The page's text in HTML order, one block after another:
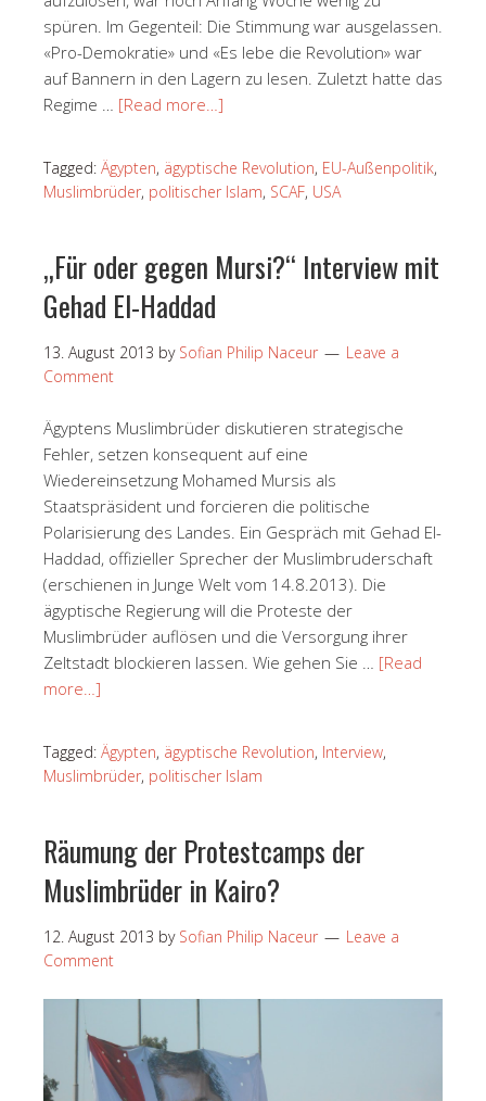
spüren. Im Gegenteil: Die Stimmung war ausgelassen.
«Pro-Demokratie» und «Es lebe die Revolution» war
auf Bannern in den Lagern zu lesen. Zuletzt hatte das
Regime … [Read more…]
Tagged: Ägypten, ägyptische Revolution, EU-Außenpolitik,
Muslimbrüder, politischer Islam, SCAF, USA
„Für oder gegen Mursi?“ Interview mit
Gehad El-Haddad
13. August 2013 by Sofian Philip Naceur
Leave a
Comment
Ägyptens Muslimbrüder diskutieren strategische
Fehler, setzen konsequent auf eine
Wiedereinsetzung Mohamed Mursis als
Staatspräsident und forcieren die politische
Polarisierung des Landes. Ein Gespräch mit Gehad El-
Haddad, offizieller Sprecher der Muslimbruderschaft
(erschienen in Junge Welt vom 14.8.2013). Die
ägyptische Regierung will die Proteste der
Muslimbrüder auflösen und die Versorgung ihrer
Zeltstadt blockieren lassen. Wie gehen Sie … [Read
more…]
Tagged: Ägypten, ägyptische Revolution, Interview,
Muslimbrüder, politischer Islam
Räumung der Protestcamps der
Muslimbrüder in Kairo?
12. August 2013 by Sofian Philip Naceur
Leave a
Comment